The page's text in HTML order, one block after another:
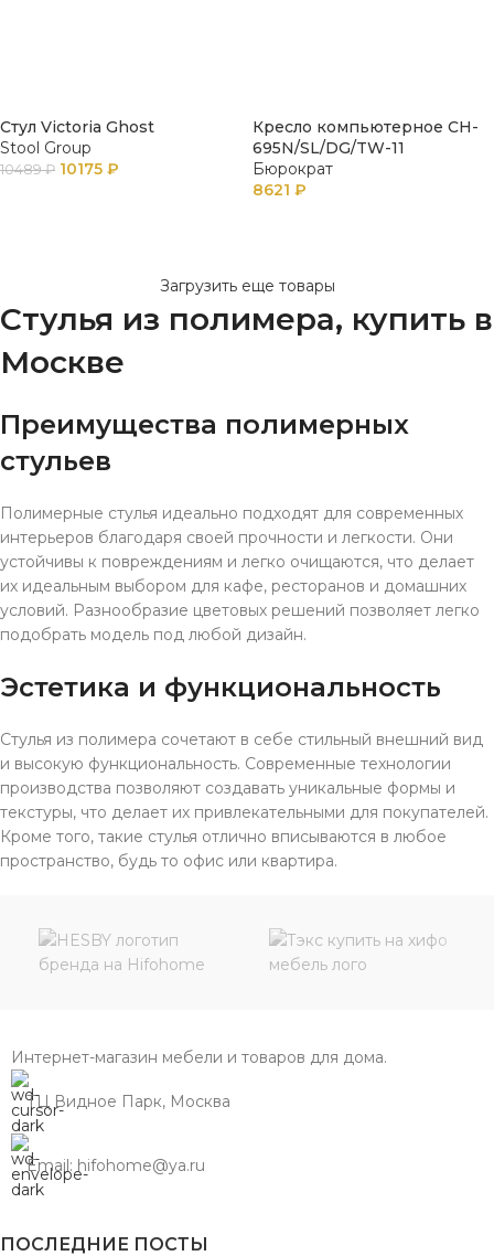
Стул Victoria Ghost
Stool Group
10489₽ 10175 ₽
Кресло компьютерное CH-
695N/SL/DG/TW-11
Бюрократ
8621 ₽
Загрузить еще товары
Стулья из полимера, купить в
Москве
Преимущества полимерных
стульев
Полимерные стулья идеально подходят для современных
интерьеров благодаря своей прочности и легкости. Они
устойчивы к повреждениям и легко очищаются, что делает
их идеальным выбором для кафе, ресторанов и домашних
условий. Разнообразие цветовых решений позволяет легко
подобрать модель под любой дизайн.
Эстетика и функциональность
Стулья из полимера сочетают в себе стильный внешний вид
и высокую функциональность. Современные технологии
производства позволяют создавать уникальные формы и
текстуры, что делает их привлекательными для покупателей.
Кроме того, такие стулья отлично вписываются в любое
пространство, будь то офис или квартира.
Интернет-магазин мебели и товаров для дома.
ТЦ Видное Парк, Москва
Email: hifohome@ya.ru
ПОСЛЕДНИЕ ПОСТЫ